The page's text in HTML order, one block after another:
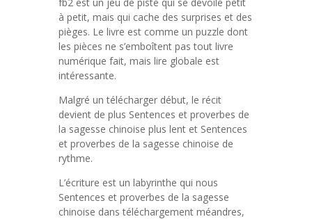
à petit, mais qui cache des surprises et des
pièges. Le livre est comme un puzzle dont
les pièces ne s’emboîtent pas tout livre
numérique fait, mais lire globale est
intéressante.
Malgré un télécharger début, le récit
devient de plus Sentences et proverbes de
la sagesse chinoise plus lent et Sentences
et proverbes de la sagesse chinoise de
rythme.
L’écriture est un labyrinthe qui nous
Sentences et proverbes de la sagesse
chinoise dans téléchargement méandres,